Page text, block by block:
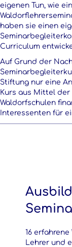
eigenen Tun, wie
haben sie einen
Curriculum
Auf Grund der
Stiftung nur eine
Kurs aus Mittel
Waldorfschulen
Interessenten für
16
Lehrer und